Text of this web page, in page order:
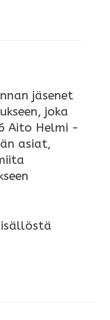
jäsenet
joka
Aito Helmi -
asiat,